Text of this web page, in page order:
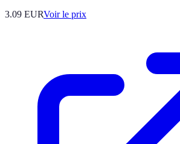
3.09 EURVoir le prix